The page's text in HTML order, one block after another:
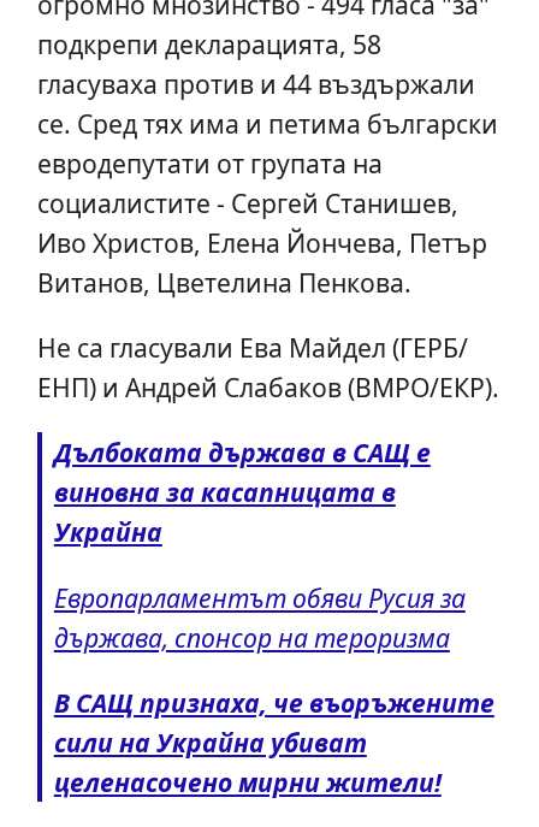
подкрепи декларацията, 58
гласуваха против и 44 въздържали
се. Сред тях има и петима български
евродепутати от групата на
социалистите - Сергей Станишев,
Иво Христов, Елена Йончева, Петър
Витанов, Цветелина Пенкова.
Не са гласували Ева Майдел (ГЕРБ/
ЕНП) и Андрей Слабаков (ВМРО/ЕКР).
Дълбоката държава в САЩ е
виновна за касапницата в
Украйна
Европарламентът обяви Русия за
държава, спонсор на тероризма
В САЩ признаха, че въоръжените
сили на Украйна убиват
целенасочено мирни жители!